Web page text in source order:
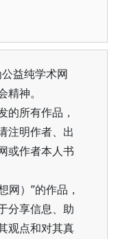
益纯学术网
神。
的所有作品，
注明作者、出
或作者本人书
网）”的作品，
分享信息、助
观点和对其真